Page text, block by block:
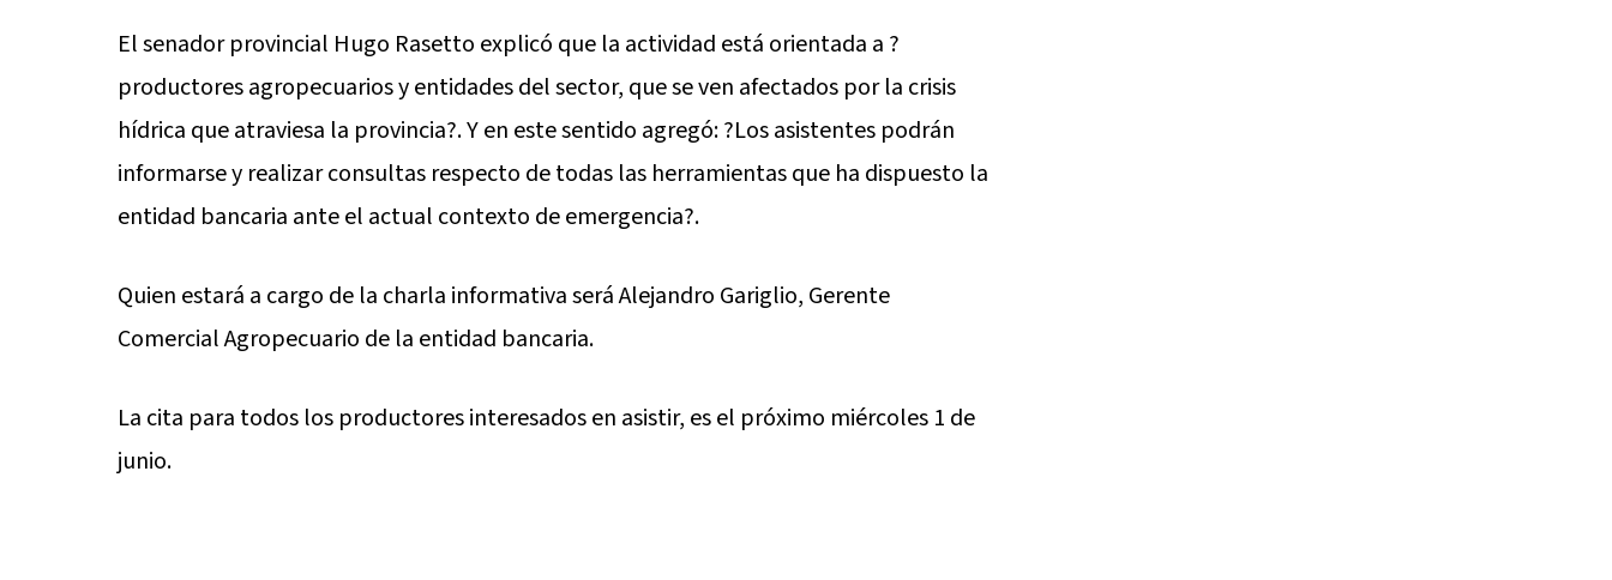
El senador provincial Hugo Rasetto explicó que la actividad está orientada a ?
productores agropecuarios y entidades del sector, que se ven afectados por la crisis
hídrica que atraviesa la provincia?. Y en este sentido agregó: ?Los asistentes podrán
informarse y realizar consultas respecto de todas las herramientas que ha dispuesto la
entidad bancaria ante el actual contexto de emergencia?.
Quien estará a cargo de la charla informativa será Alejandro Gariglio, Gerente
Comercial Agropecuario de la entidad bancaria.
La cita para todos los productores interesados en asistir, es el próximo miércoles 1 de
junio.